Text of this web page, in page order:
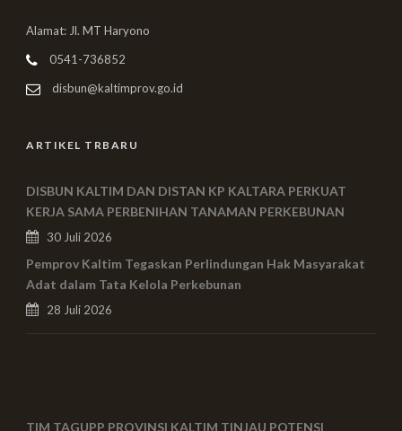
Alamat: Jl. MT Haryono
0541-736852
disbun@kaltimprov.go.id
ARTIKEL TRBARU
DISBUN KALTIM DAN DISTAN KP KALTARA PERKUAT
KERJA SAMA PERBENIHAN TANAMAN PERKEBUNAN
30 Juli 2026
Pemprov Kaltim Tegaskan Perlindungan Hak Masyarakat
Adat dalam Tata Kelola Perkebunan
28 Juli 2026
TIM TAGUPP PROVINSI KALTIM TINJAU POTENSI